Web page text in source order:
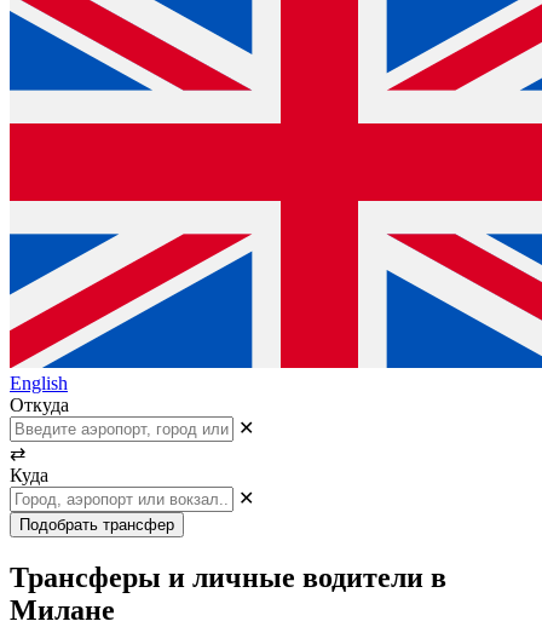
English
Откуда
✕
⇄
Куда
✕
Подобрать трансфер
Трансферы и личные водители в
Милане